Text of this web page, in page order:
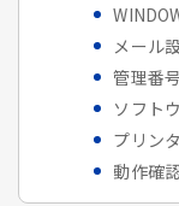
メール
管理番
ソフト
プリン
動作確